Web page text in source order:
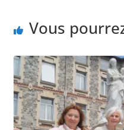
Vous